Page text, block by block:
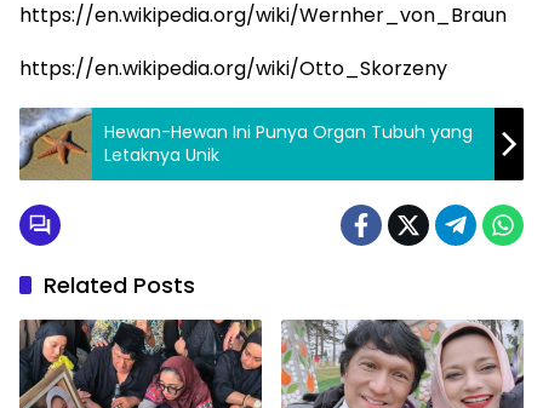
https://en.wikipedia.org/wiki/Wernher_von_Braun
https://en.wikipedia.org/wiki/Otto_Skorzeny
Hewan-Hewan Ini Punya Organ Tubuh yang
Letaknya Unik
Related Posts